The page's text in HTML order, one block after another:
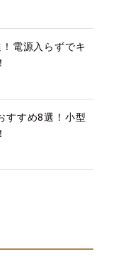
電源入らずでキ
すすめ8選！小型